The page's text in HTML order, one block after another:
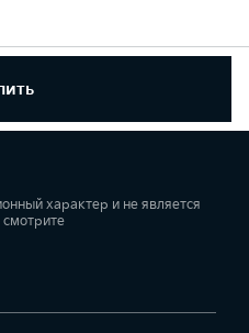
характер и не является